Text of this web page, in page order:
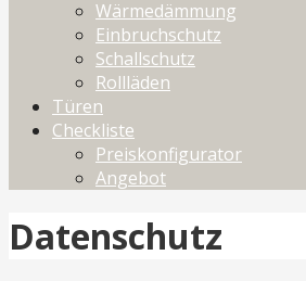
Wärmedämmung
Einbruchschutz
Schallschutz
Rollläden
Türen
Checkliste
Preiskonfigurator
Angebot
Datenschutz